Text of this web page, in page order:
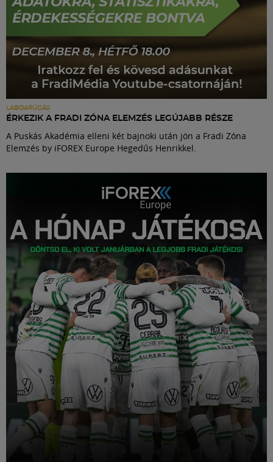
LABDARÚGÁS
ÉRKEZIK A FRADI ZÓNA ELEMZÉS LEGÚJABB RÉSZE
A Puskás Akadémia elleni két bajnoki után jön a Fradi Zóna
Elemzés by iFOREX Europe Hegedűs Henrikkel.
Klub
Szolgáltatások
Shop
Közösség
Múzeum